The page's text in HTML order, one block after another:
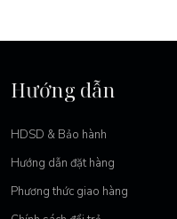
Hướng dẫn
HDSD & Bảo hành
Hướng dẫn đặt hàng
Phương thức giao hàng